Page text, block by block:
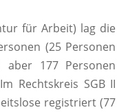
für Arbeit) lag die
(25 Personen
177 Personen
Rechtskreis SGB II
registriert (77